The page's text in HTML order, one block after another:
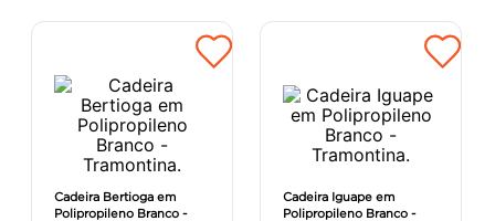
Cadeira Bertioga em
Polipropileno Branco -
Cadeira Iguape em
Polipropileno Branco -